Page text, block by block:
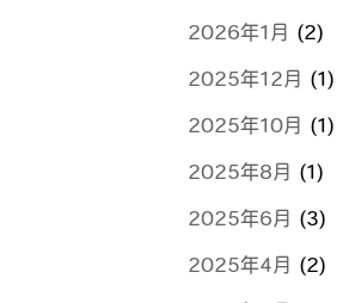
2026年1月 (2)
2025年12月 (1)
2025年10月 (1)
2025年8月 (1)
2025年6月 (3)
2025年4月 (2)